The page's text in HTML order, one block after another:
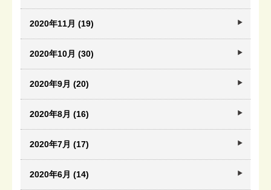
2020年11月 (19)
2020年10月 (30)
2020年9月 (20)
2020年8月 (16)
2020年7月 (17)
2020年6月 (14)